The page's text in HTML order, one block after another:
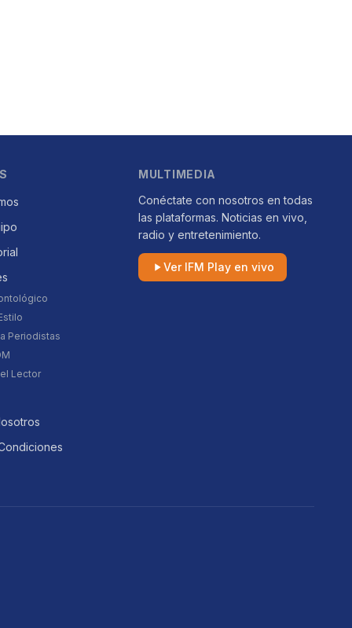
Periodistas
Lector
MULTIMEDIA
Conéctate con nosotros en todas
las plataformas. Noticias en vivo,
radio y entretenimiento.
Ver IFM Play en vivo